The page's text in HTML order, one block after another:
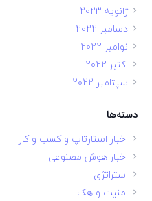
ژانویه 2023
دسامبر 2022
نوامبر 2022
اکتبر 2022
سپتامبر 2022
دسته‌ها
اخبار استارتاپ و کسب و کار
اخبار هوش مصنوعی
استراتژی
امنیت و هک